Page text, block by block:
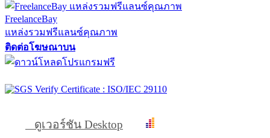
FreelanceBay
แหล่งรวมฟรีแลนซ์คุณภาพ
ติดต่อโฆษณาบน
ดูเวอร์ชัน Desktop